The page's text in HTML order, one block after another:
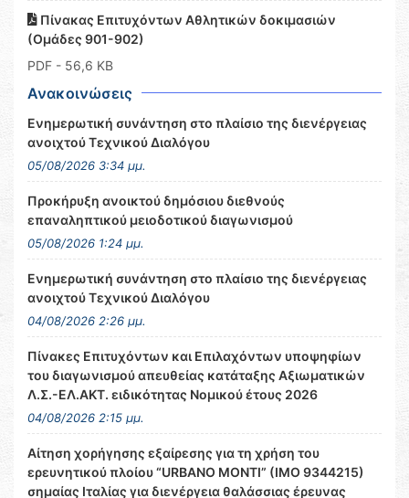
Πίνακας Επιτυχόντων Αθλητικών δοκιμασιών
(Ομάδες 901-902)
PDF - 56,6 KB
Ανακοινώσεις
Ενημερωτική συνάντηση στο πλαίσιο της διενέργειας
ανοιχτού Τεχνικού Διαλόγου
05/08/2026 3:34 μμ.
Προκήρυξη ανοικτού δημόσιου διεθνούς
επαναληπτικού μειοδοτικού διαγωνισμού
05/08/2026 1:24 μμ.
Ενημερωτική συνάντηση στο πλαίσιο της διενέργειας
ανοιχτού Τεχνικού Διαλόγου
04/08/2026 2:26 μμ.
Πίνακες Επιτυχόντων και Επιλαχόντων υποψηφίων
του διαγωνισμού απευθείας κατάταξης Αξιωματικών
Λ.Σ.-ΕΛ.ΑΚΤ. ειδικότητας Νομικού έτους 2026
04/08/2026 2:15 μμ.
Αίτηση χορήγησης εξαίρεσης για τη χρήση του
ερευνητικού πλοίου “URBANO MONTI” (IMO 9344215)
σημαίας Ιταλίας για διενέργεια θαλάσσιας έρευνας